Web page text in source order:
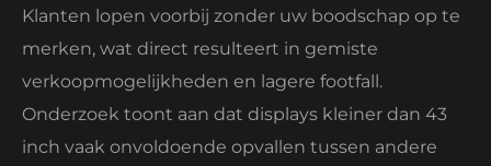
Klanten lopen voorbij zonder uw boodschap op te
merken, wat direct resulteert in gemiste
verkoopmogelijkheden en lagere footfall.
Onderzoek toont aan dat displays kleiner dan 43
inch vaak onvoldoende opvallen tussen andere